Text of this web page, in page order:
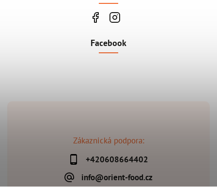
Zákaznická podpora:
+420608664402
info@orient-food.cz
Facebook